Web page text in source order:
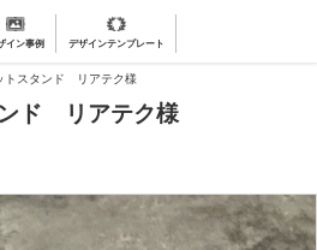
イン事例 デザインテンプレート
トスタンド リアテク様
ド リアテク様